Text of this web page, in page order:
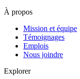
À propos
Mission et équipe
Témoignages
Emplois
Nous joindre
Explorer